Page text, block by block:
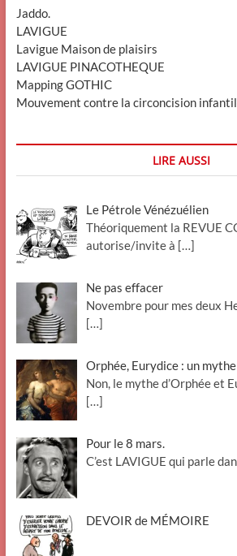
Jaddo.
LAVIGUE
Lavigue Maison de plaisirs
LAVIGUE PINACOTHEQUE
Mapping GOTHIC
Mouvement contre la circoncision
LIRE AUSSI
Le Pétrole Vénézuélien
Théoriquement la REVUE
autorise/invite à […]
Ne pas effacer
Novembre pour mes deux
[…]
Orphée, Eurydice : un
Non, le mythe d’Orphée et
[…]
Pour le 8 mars.
C’est LAVIGUE qui parle
DEVOIR de MÉMOIRE